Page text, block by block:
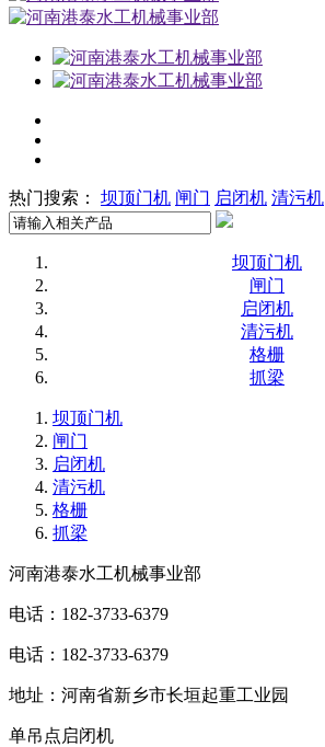
热门搜索： 坝顶门机 闸门 启闭机 清污机
坝顶门机
闸门
启闭机
清污机
格栅
抓梁
坝顶门机
闸门
启闭机
清污机
格栅
抓梁
河南港泰水工机械事业部
电话：182-3733-6379
电话：182-3733-6379
地址：河南省新乡市长垣起重工业园
单吊点启闭机